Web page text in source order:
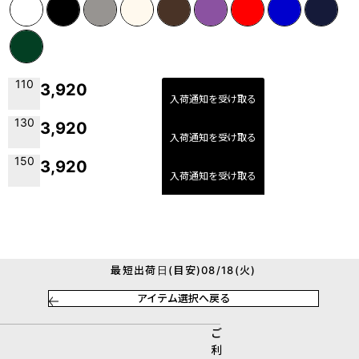
110 3,920 入荷通知を受け取る
130 3,920 入荷通知を受け取る
150 3,920 入荷通知を受け取る
最短出荷日(目安)08/18(火)
アイテム選択へ戻る
ご
利